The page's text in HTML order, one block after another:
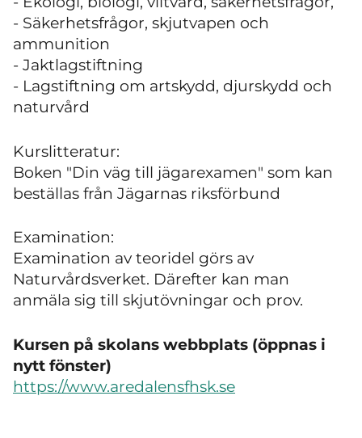
- Säkerhetsfrågor, skjutvapen och
ammunition
- Jaktlagstiftning
- Lagstiftning om artskydd, djurskydd och
naturvård
Kurslitteratur:
Boken "Din väg till jägarexamen" som kan
beställas från Jägarnas riksförbund
Examination:
Examination av teoridel görs av
Naturvårdsverket. Därefter kan man
anmäla sig till skjutövningar och prov.
Kursen på skolans webbplats (öppnas i
nytt fönster)
https://www.aredalensfhsk.se